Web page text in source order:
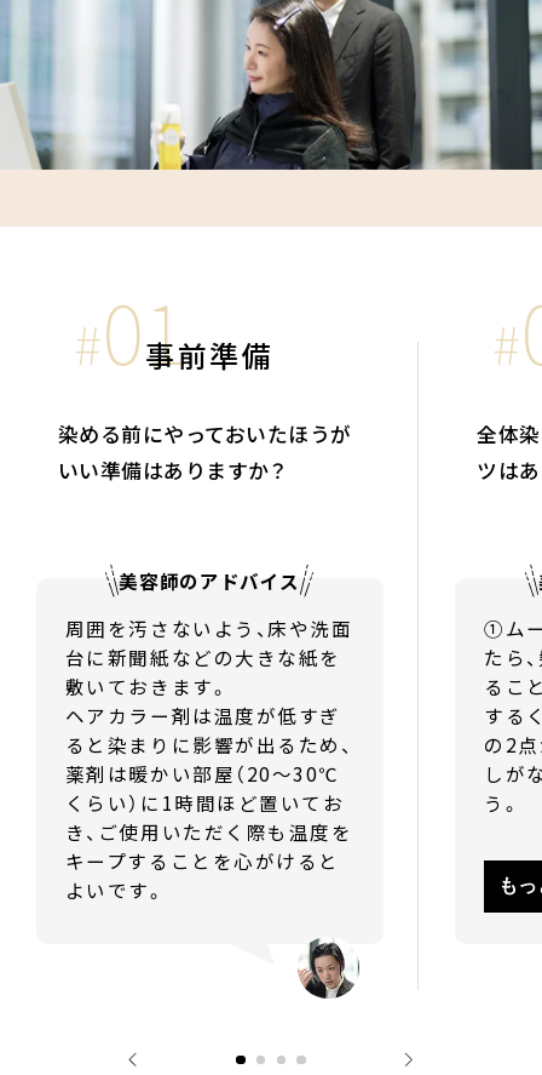
#01事前準備
染める前にやっておいたほうが
いい準備はありますか？
美容師のアドバイス
周囲を汚さないよう、床や洗面
台に新聞紙などの大きな紙を
敷いておきます。
ヘアカラー剤は温度が低すぎ
ると染まりに影響が出るため、
薬剤は暖かい部屋（20～30℃
くらい）に1時間ほど置いてお
き、ご使用いただく際も温度を
キープすることを心がけると
よいです。
#
全体
ツは
①ム
たら
るこ
する
の2
しが
う。
も